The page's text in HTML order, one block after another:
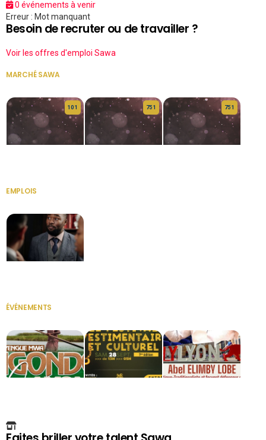
0 événements à venir
Erreur : Mot manquant
Besoin de recruter ou de travailler ?
Voir les offres d'emploi Sawa
MARCHÉ SAWA
10 1 75 1 75 1
EMPLOIS
ÉVÉNEMENTS